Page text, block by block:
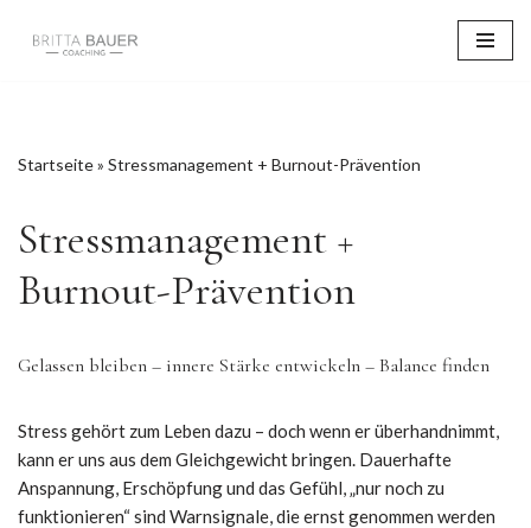
Startseite» Stressmanagement + Burnout-Prävention
Stressmanagement +
Burnout-Prävention
Gelassen bleiben – innere Stärke entwickeln – Balance finden
Stress gehört zum Leben dazu – doch wenn er überhandnimmt,
kann er uns aus dem Gleichgewicht bringen. Dauerhafte
Anspannung, Erschöpfung und das Gefühl, „nur noch zu
funktionieren“ sind Warnsignale, die ernst genommen werden